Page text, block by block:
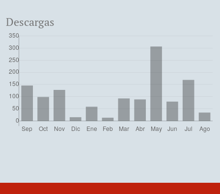
Descargas